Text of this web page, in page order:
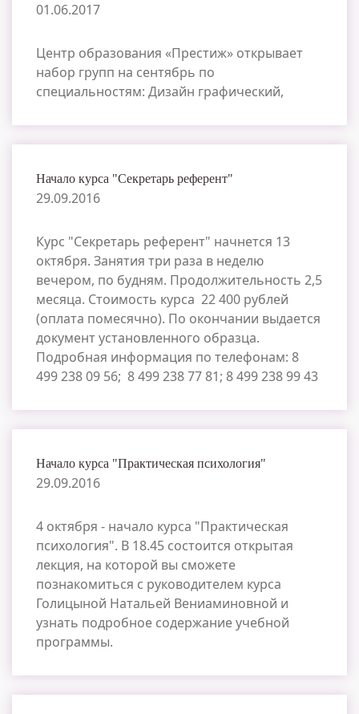
01.06.2017
Центр образования «Престиж» открывает
набор групп на сентябрь по
специальностям: Дизайн графический,
Начало курса "Секретарь референт"
29.09.2016
Курс "Секретарь референт" начнется 13
октября. Занятия три раза в неделю
вечером, по будням. Продолжительность 2,5
месяца. Стоимость курса 22 400 рублей
(оплата помесячно). По окончании выдается
документ установленного образца.
Подробная информация по телефонам: 8
499 238 09 56; 8 499 238 77 81; 8 499 238 99 43
Начало курса "Практическая психология"
29.09.2016
4 октября - начало курса "Практическая
психология". В 18.45 состоится открытая
лекция, на которой вы сможете
познакомиться с руководителем курса
Голицыной Натальей Вениаминовной и
узнать подробное содержание учебной
программы.